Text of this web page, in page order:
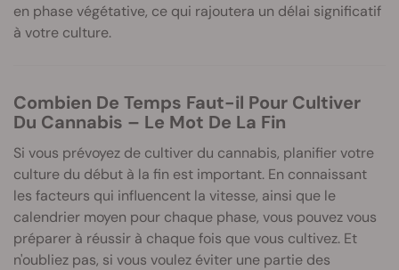
en phase végétative, ce qui rajoutera un délai significatif
à votre culture.
Combien De Temps Faut-il Pour Cultiver
Du Cannabis – Le Mot De La Fin
Si vous prévoyez de cultiver du cannabis, planifier votre
culture du début à la fin est important. En connaissant
les facteurs qui influencent la vitesse, ainsi que le
calendrier moyen pour chaque phase, vous pouvez vous
préparer à réussir à chaque fois que vous cultivez. Et
n'oubliez pas, si vous voulez éviter une partie des